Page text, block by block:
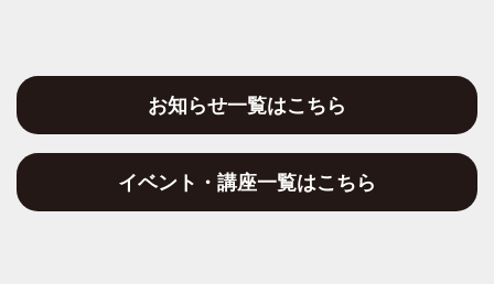
お知らせ一覧はこちら
イベント・講座一覧はこちら